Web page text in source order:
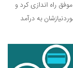
راه اندازی کرد و
به درآمد